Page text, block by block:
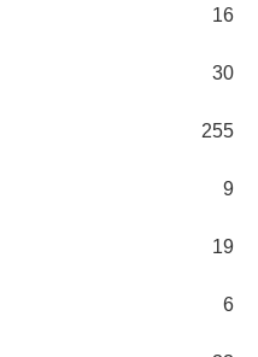
16
30
255
9
19
6